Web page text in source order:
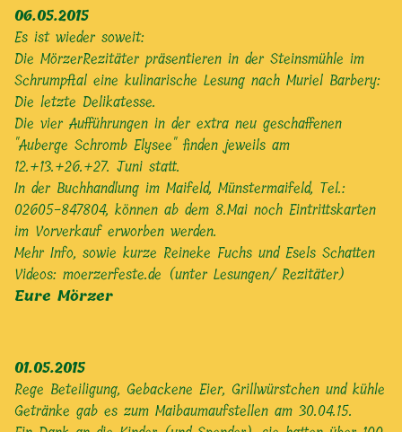
06.05.2015
Es ist wieder soweit:
Die MörzerRezitäter präsentieren in der Steinsmühle im
Schrumpftal eine kulinarische Lesung nach Muriel Barbery:
Die letzte Delikatesse.
Die vier Aufführungen in der extra neu geschaffenen
"Auberge Schromb Elysee" finden jeweils am
12.+13.+26.+27. Juni statt.
In der Buchhandlung im Maifeld, Münstermaifeld, Tel.:
02605-847804, können ab dem 8.Mai noch Eintrittskarten
im Vorverkauf erworben werden.
Mehr Info, sowie kurze Reineke Fuchs und Esels Schatten
Videos: moerzerfeste.de (unter Lesungen/ Rezitäter)
Eure Mörzer
01.05.2015
Rege Beteiligung, Gebackene Eier, Grillwürstchen und kühle
Getränke gab es zum Maibaumaufstellen am 30.04.15.